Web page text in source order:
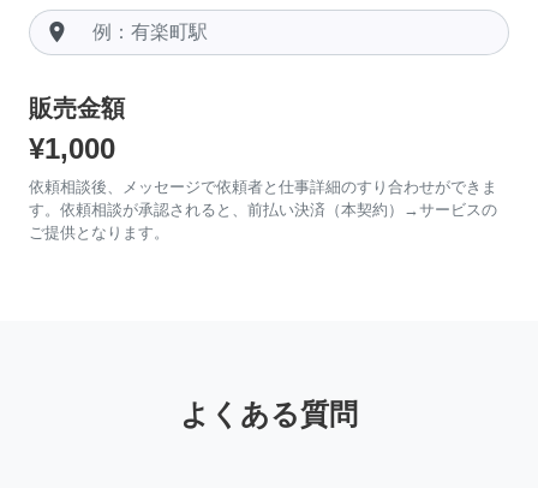
room
販売金額
¥1,000
依頼相談後、メッセージで依頼者と仕事詳細のすり合わせができま
す。依頼相談が承認されると、前払い決済（本契約）→サービスの
ご提供となります。
よくある質問